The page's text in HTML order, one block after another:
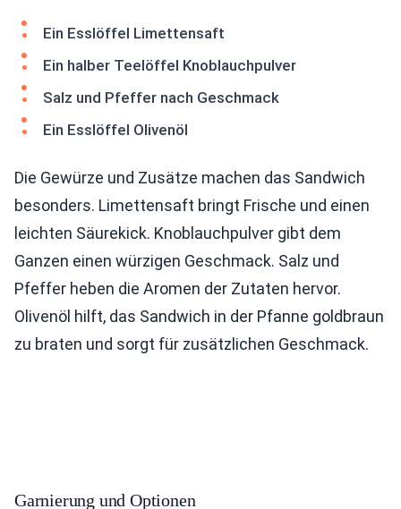
Ein Esslöffel Limettensaft
Ein halber Teelöffel Knoblauchpulver
Salz und Pfeffer nach Geschmack
Ein Esslöffel Olivenöl
Die Gewürze und Zusätze machen das Sandwich
besonders. Limettensaft bringt Frische und einen
leichten Säurekick. Knoblauchpulver gibt dem
Ganzen einen würzigen Geschmack. Salz und
Pfeffer heben die Aromen der Zutaten hervor.
Olivenöl hilft, das Sandwich in der Pfanne goldbraun
zu braten und sorgt für zusätzlichen Geschmack.
Garnierung und Optionen